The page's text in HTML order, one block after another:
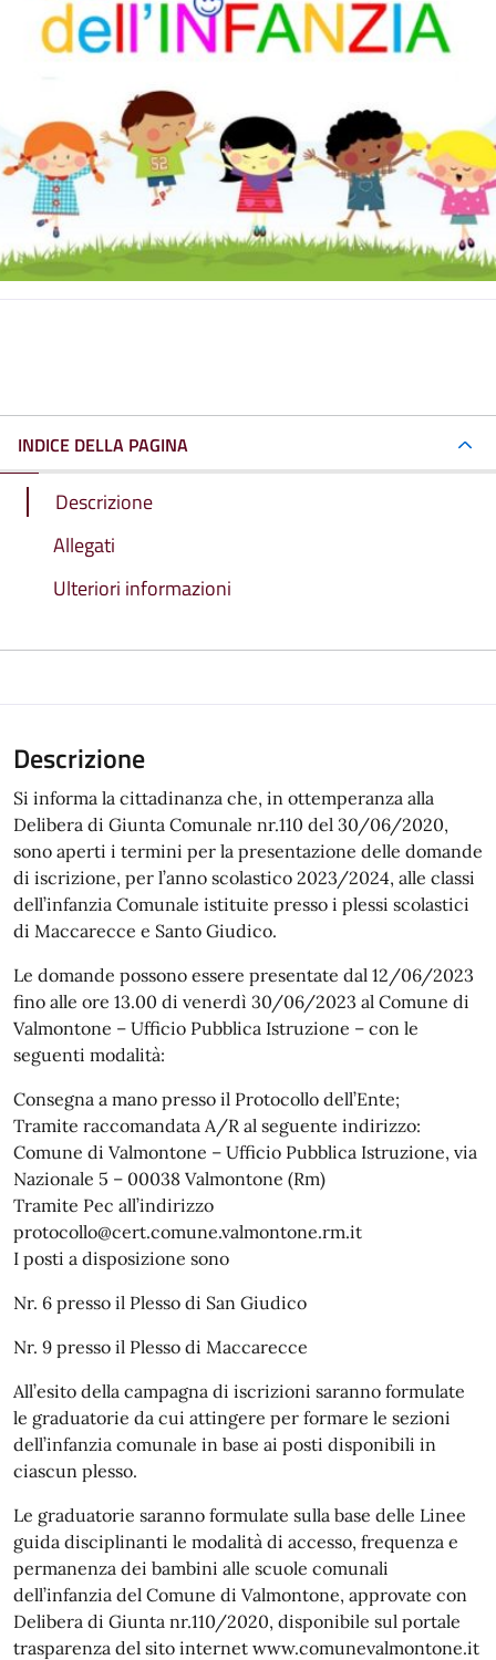
INDICE DELLA PAGINA
Descrizione
Allegati
Ulteriori informazioni
Descrizione
Si informa la cittadinanza che, in ottemperanza alla
Delibera di Giunta Comunale nr.110 del 30/06/2020,
sono aperti i termini per la presentazione delle domande
di iscrizione, per l’anno scolastico 2023/2024, alle classi
dell’infanzia Comunale istituite presso i plessi scolastici
di Maccarecce e Santo Giudico.
Le domande possono essere presentate dal 12/06/2023
fino alle ore 13.00 di venerdì 30/06/2023 al Comune di
Valmontone – Ufficio Pubblica Istruzione – con le
seguenti modalità:
Consegna a mano presso il Protocollo dell’Ente;
Tramite raccomandata A/R al seguente indirizzo:
Comune di Valmontone – Ufficio Pubblica Istruzione, via
Nazionale 5 – 00038 Valmontone (Rm)
Tramite Pec all’indirizzo
protocollo@cert.comune.valmontone.rm.it
I posti a disposizione sono
Nr. 6 presso il Plesso di San Giudico
Nr. 9 presso il Plesso di Maccarecce
All’esito della campagna di iscrizioni saranno formulate
le graduatorie da cui attingere per formare le sezioni
dell’infanzia comunale in base ai posti disponibili in
ciascun plesso.
Le graduatorie saranno formulate sulla base delle Linee
guida disciplinanti le modalità di accesso, frequenza e
permanenza dei bambini alle scuole comunali
dell’infanzia del Comune di Valmontone, approvate con
Delibera di Giunta nr.110/2020, disponibile sul portale
trasparenza del sito internet www.comunevalmontone.it